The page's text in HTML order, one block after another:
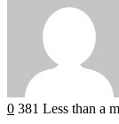
0 381 Less than a